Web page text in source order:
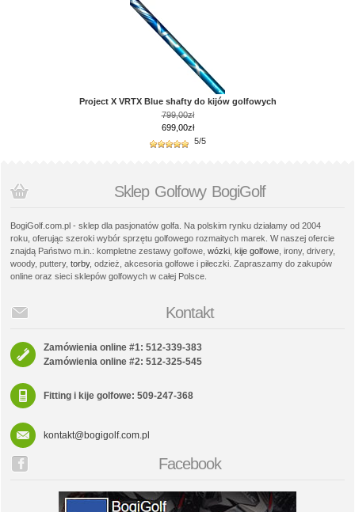
Project X VRTX Blue shafty do kijów golfowych
799,00zł
699,00zł
5/5
Sklep Golfowy BogiGolf
BogiGolf.com.pl - sklep dla pasjonatów golfa. Na polskim rynku działamy od 2004
roku, oferując szeroki wybór sprzętu golfowego rozmaitych marek. W naszej ofercie
znajdą Państwo m.in.: kompletne zestawy golfowe, wózki kije golfowe , irony, drivery,
woody, puttery, torby, odzież, akcesoria golfowe i piłeczki. Zapraszamy do zakupów
online oraz sieci sklepów golfowych w całej Polsce.
Kontakt
Zamówienia online #1: 512-339-383
Zamówienia online #2: 512-325-545
Fitting i kije golfowe: 509-247-368
kontakt@bogigolf.com.pl
Facebook